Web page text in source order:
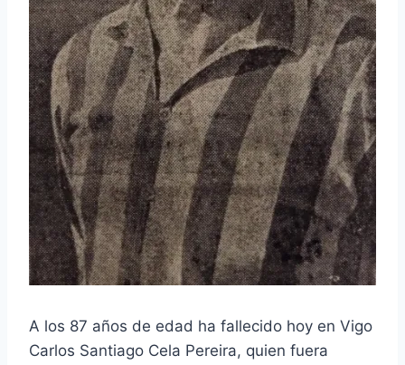
A los 87 años de edad ha fallecido hoy en Vigo
Carlos Santiago Cela Pereira, quien fuera